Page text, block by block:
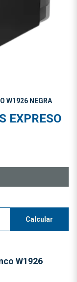
W1926 NEGRA
EXPRESO
Calcular
W1926